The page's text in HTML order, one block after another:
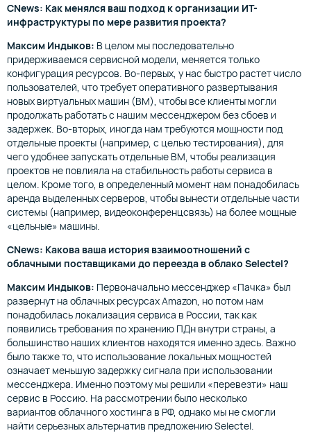
CNews: Как менялся ваш подход к организации ИТ-
инфраструктуры по мере развития проекта?
Максим Индыков: В целом мы последовательно
придерживаемся сервисной модели, меняется только
конфигурация ресурсов. Во-первых, у нас быстро растет число
пользователей, что требует оперативного развертывания
новых виртуальных машин (ВМ), чтобы все клиенты могли
продолжать работать с нашим мессенджером без сбоев и
задержек. Во-вторых, иногда нам требуются мощности под
отдельные проекты (например, с целью тестирования), для
чего удобнее запускать отдельные ВМ, чтобы реализация
проектов не повлияла на стабильность работы сервиса в
целом. Кроме того, в определенный момент нам понадобилась
аренда выделенных серверов, чтобы вынести отдельные части
системы (например, видеоконференцсвязь) на более мощные
«цельные» машины.
CNews: Какова ваша история взаимоотношений с
облачными поставщиками до переезда в облако Selectel?
Максим Индыков: Первоначально мессенджер «Пачка» был
развернут на облачных ресурсах Amazon, но потом нам
понадобилась локализация сервиса в России, так как
появились требования по хранению ПДн внутри страны, а
большинство наших клиентов находятся именно здесь. Важно
было также то, что использование локальных мощностей
означает меньшую задержку сигнала при использовании
мессенджера. Именно поэтому мы решили «перевезти» наш
сервис в Россию. На рассмотрении было несколько
вариантов облачного хостинга в РФ, однако мы не смогли
найти серьезных альтернатив предложению Selectel.